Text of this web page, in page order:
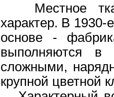
Местное
характер. В 1930-
основе -
выполняются в
сложными,
крупной цветной